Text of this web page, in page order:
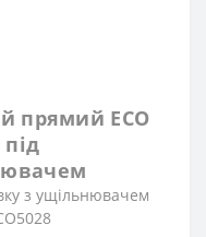
прямий ECO
з ущільнювачем